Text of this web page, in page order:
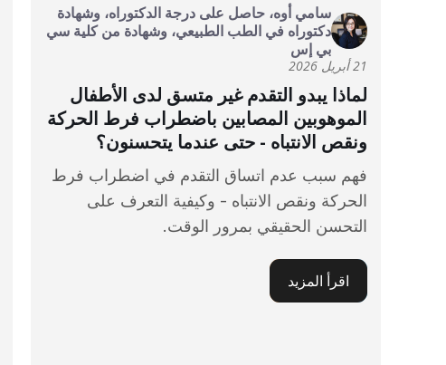
سامي أوه، حاصل على درجة الدكتوراه، وشهادة
دكتوراه في الطب الطبيعي، وشهادة من كلية سي
بي إس
21 أبريل 2026
لماذا يبدو التقدم غير متسق لدى الأطفال
الموهوبين المصابين باضطراب فرط الحركة
ونقص الانتباه - حتى عندما يتحسنون؟
فهم سبب عدم اتساق التقدم في اضطراب فرط
الحركة ونقص الانتباه - وكيفية التعرف على
التحسن الحقيقي بمرور الوقت.
اقرأ المزيد